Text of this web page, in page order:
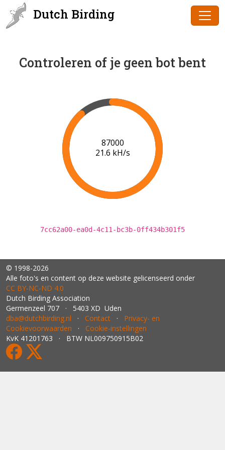
Dutch Birding
Controleren of je geen bot bent
88000
21.7 kH/s
7cc62a00-ea0d-4c11-bc3b-0ff434b301f5
© 1998-2026
Alle foto's en content op deze website gelicenseerd onder
CC BY‑NC‑ND 4.0
Dutch Birding Association
Germenzeel 707 · 5403 XD Uden
dba@dutchbirding.nl · Contact · Privacy- en
Cookievoorwaarden · Cookie-instellingen
KvK 41201763 · BTW NL009750915B02